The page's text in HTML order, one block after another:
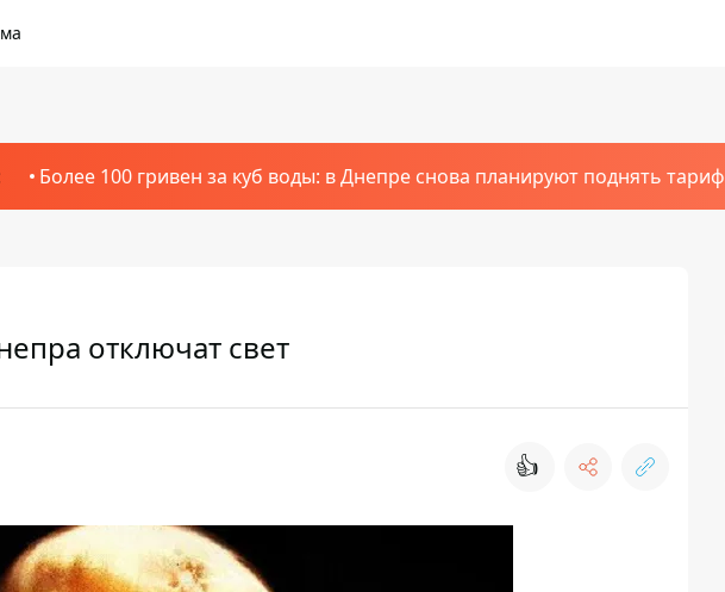
Более 100 гривен за куб воды: в Днепре снова планируют поднять тариф
отключат свет
👍